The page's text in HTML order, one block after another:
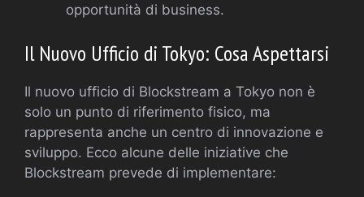
opportunità di business.
Il Nuovo Ufficio di Tokyo: Cosa Aspettarsi
Il nuovo ufficio di Blockstream a Tokyo non è
solo un punto di riferimento fisico, ma
rappresenta anche un centro di innovazione e
sviluppo. Ecco alcune delle iniziative che
Blockstream prevede di implementare: